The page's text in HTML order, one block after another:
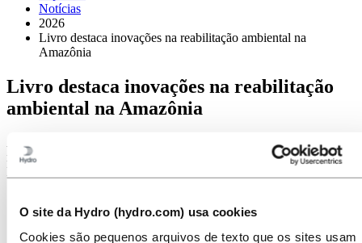
O site da Hydro (hydro.com) usa cookies
Cookies são pequenos arquivos de texto que os sites usam
Notícias
2026
Livro destaca inovações na reabilitação ambiental na
Amazônia
Livro destaca inovações na reabilitação
ambiental na Amazônia
A obra do Consórcio BRC detalha estudos que validam a eficácia da
restauração de florestas em áreas da Hydro no munícipio de
Paragominas